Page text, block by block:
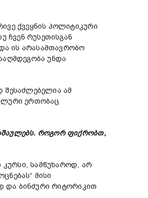
ქვეყნის პოლიტიკური
ჩვენ რუსეთისგან
ის არასამთავრობო
უნდა
ამ
ერთობაც
როგორ ფიქრობთ,
სამწუხაროდ, არ
მისი
და ბინძური რიტორიკით